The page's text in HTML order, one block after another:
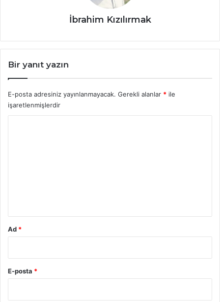
İbrahim Kızılırmak
Bir yanıt yazın
E-posta adresiniz yayınlanmayacak. Gerekli alanlar * ile
işaretlenmişlerdir
Ad *
E-posta *